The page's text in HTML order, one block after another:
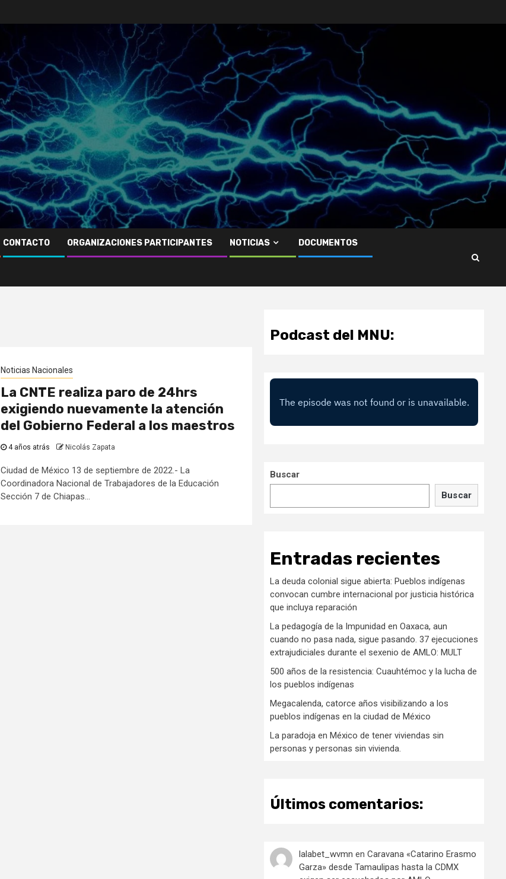
CONTACTO ORGANIZACIONES PARTICIPANTES NOTICIAS DOCUMENTOS
Noticias Nacionales
La CNTE realiza paro de 24hrs
exigiendo nuevamente la atención
del Gobierno Federal a los maestros
4 años atrás Nicolás Zapata
Ciudad de México 13 de septiembre de 2022.- La
Coordinadora Nacional de Trabajadores de la Educación
Sección 7 de Chiapas...
Podcast del MNU:
Buscar
Buscar
Entradas recientes
La deuda colonial sigue abierta: Pueblos indígenas
convocan cumbre internacional por justicia histórica
que incluya reparación
La pedagogía de la Impunidad en Oaxaca, aun
cuando no pasa nada, sigue pasando. 37 ejecuciones
extrajudiciales durante el sexenio de AMLO: MULT
500 años de la resistencia: Cuauhtémoc y la lucha de
los pueblos indígenas
Megacalenda, catorce años visibilizando a los
pueblos indígenas en la ciudad de México
La paradoja en México de tener viviendas sin
personas y personas sin vivienda.
Últimos comentarios:
lalabet_wvmn en Caravana «Catarino Erasmo
Garza» desde Tamaulipas hasta la CDMX